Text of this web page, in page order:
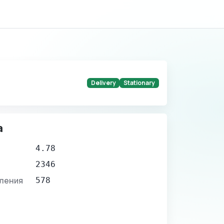
Delivery Stationary
4.78
2346
578